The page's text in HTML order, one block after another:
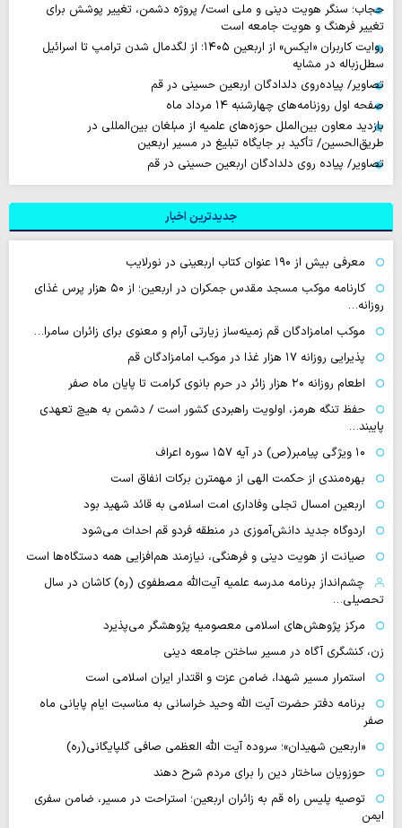
حجاب؛ سنگر هویت دینی و ملی است/ پروژه دشمن، تغییر پوشش برای
تغییر فرهنگ و هویت جامعه است
روایت‌ کاربران «ایکس» از اربعین ۱۴۰۵؛ از لگدمال شدن ترامپ تا اسرائیل
سطل‌زباله‌ در مشایه
تصاویر/ پیاده‌روی دلدادگان اربعین حسینی در قم
صفحه اول روزنامه‌های چهارشنبه ۱۴ مرداد ماه
بازدید معاون بین‌الملل حوزه‌های علمیه از مبلغان بین‌المللی در
طریق‌الحسین/ تأکید بر جایگاه تبلیغ در مسیر اربعین
تصاویر/ پیاده روی دلدادگان اربعین حسینی در قم
جدیدترین اخبار
معرفی بیش از ۱۹۰ عنوان کتاب اربعینی در نورلایب
کارنامه موکب مسجد مقدس جمکران در اربعین؛ از ۵۰ هزار پرس غذای
روزانه…
موکب امامزادگان قم زمینه‌ساز زیارتی آرام و معنوی برای زائران سامرا…
پذیرایی روزانه ۱۷ هزار غذا در موکب امامزادگان قم
اطعام روزانه ۲۰ هزار زائر در حرم بانوی کرامت تا پایان ماه صفر
حفظ تنگه هرمز، اولویت راهبردی کشور است / دشمن به هیچ تعهدی
پایبند…
۱۰ ویژگی پیامبر(ص) در آیه ۱۵۷ سوره اعراف
بهره‌مندی از حکمت الهی از مهمترن برکات انفاق است
اربعین امسال تجلی وفاداری امت اسلامی به قائد شهید بود
اردوگاه جدید دانش‌آموزی در منطقه فردو قم احداث می‌شود
صیانت از هویت دینی و فرهنگی، نیازمند هم‌افزایی همه دستگاه‌ها است
چشم‌انداز برنامه مدرسه علمیه آیت‌الله مصطفوی (ره) کاشان در سال
تحصیلی…
مرکز پژوهش‌های اسلامی معصومیه پژوهشگر می‌پذیرد
زن، کنشگری آگاه در مسیر ساختن جامعه دینی
استمرار مسیر شهدا، ضامن عزت و اقتدار ایران اسلامی است
برنامه دفتر حضرت آیت الله وحید خراسانی به مناسبت ایام پایانی ماه
صفر
«اربعین شهیدان»؛ سروده آیت الله العظمی صافی گلپایگانی(ره)
حوزویان ساختار دین را برای مردم شرح دهند
توصیه پلیس راه قم به زائران اربعین؛ استراحت در مسیر، ضامن سفری
ایمن